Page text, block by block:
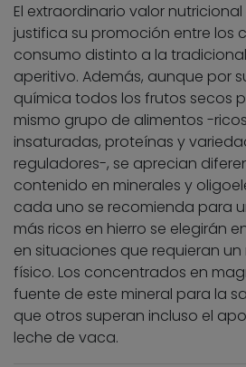
El extraordinario valor
justifica su promoción entre los
consumo distinto a la
aperitivo. Además, aunque por
química todos los frutos secos
mismo grupo de alimentos -
insaturadas, proteínas y
reguladores-, se aprecian
contenido en minerales y
cada uno se recomienda para
más ricos en hierro se elegirán
en situaciones que requieran
físico. Los concentrados en
fuente de este mineral para la
que otros superan incluso el
leche de vaca.